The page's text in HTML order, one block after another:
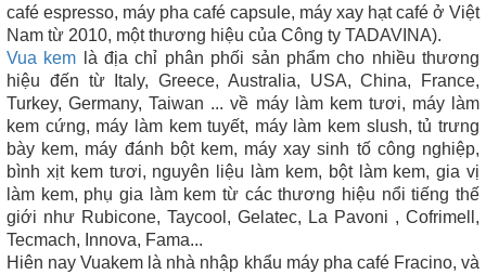
café espresso, máy pha café capsule, máy xay hạt café ở Việt
Nam từ 2010, một thương hiệu của Công ty TADAVINA).
Vua kem là địa chỉ phân phối sản phẩm cho nhiều thương
hiệu đến từ Italy, Greece, Australia, USA, China, France,
Turkey, Germany, Taiwan ... về máy làm kem tươi, máy làm
kem cứng, máy làm kem tuyết, máy làm kem slush, tủ trưng
bày kem, máy đánh bột kem, máy xay sinh tố công nghiệp,
bình xịt kem tươi, nguyên liệu làm kem, bột làm kem, gia vị
làm kem, phụ gia làm kem từ các thương hiệu nổi tiếng thế
giới như Rubicone, Taycool, Gelatec, La Pavoni , Cofrimell,
Tecmach, Innova, Fama...
Hiên nay Vuakem là nhà nhập khẩu máy pha café Fracino, và